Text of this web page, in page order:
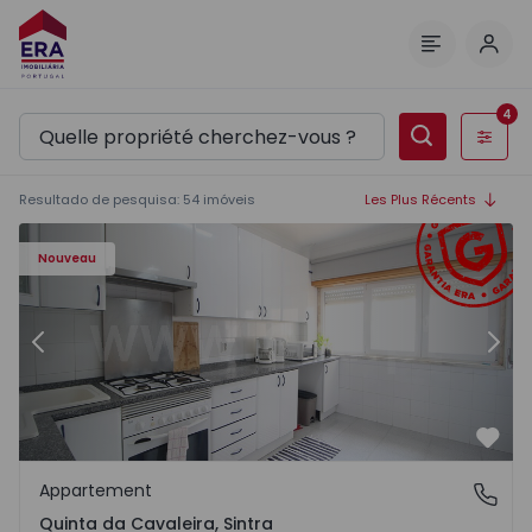
Filtres
4
Resultado de pesquisa: 54 imóveis Les Plus Récents
Nouveau
- 17
Appartement T2 Sintra, Algueirão-Mem Martins -
Précédent
Quinta da Cavaleira, Sintra
Appartement
Quinta da Cavaleira, Sintra